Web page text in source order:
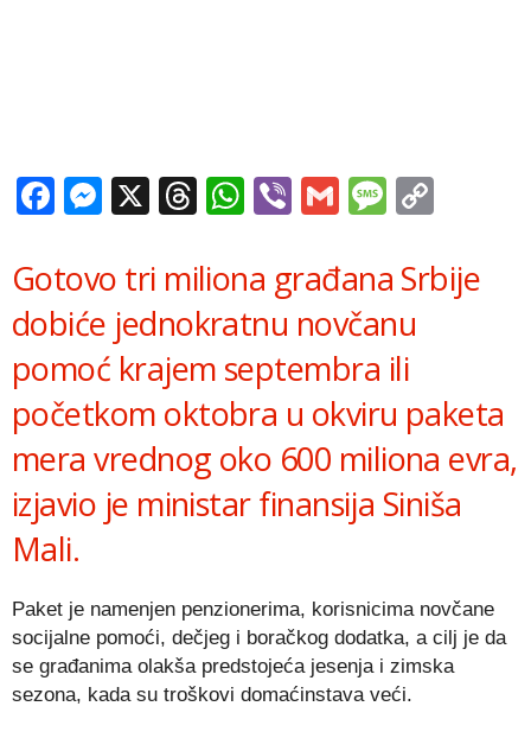
Facebook
Messenger
X Threads
WhatsApp
ViberGmail
Gotovo tri miliona građana Srbije
dobiće jednokratnu novčanu
pomoć krajem septembra ili
početkom oktobra u okviru paketa
mera vrednog oko 600 miliona evra,
izjavio je ministar finansija Siniša
Mali.
Paket je namenjen penzionerima, korisnicima novčane
socijalne pomoći, dečjeg i boračkog dodatka, a cilj je da
se građanima olakša predstojeća jesenja i zimska
sezona, kada su troškovi domaćinstava veći.